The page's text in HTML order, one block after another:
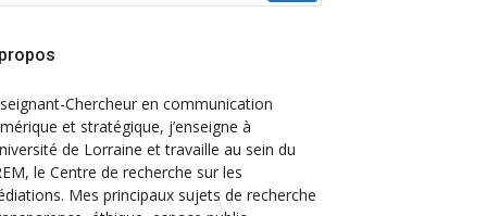
Chercheur en communication
et stratégique, j’enseigne à
de Lorraine et travaille au sein du
le Centre de recherche sur les
Mes principaux sujets de recherche